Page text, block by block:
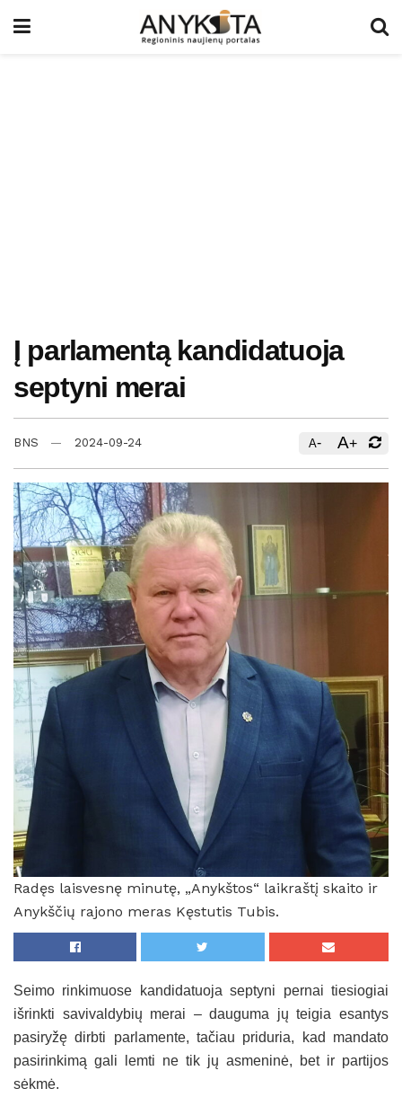
Į parlamentą kandidatuoja
septyni merai
BNS 2024-09-24 A- A+
Radęs laisvesnę minutę, „Anykštos“ laikraštį skaito ir
Anykščių rajono meras Kęstutis Tubis.
Seimo rinkimuose kandidatuoja septyni pernai tiesiogiai
išrinkti savivaldybių merai – dauguma jų teigia esantys
pasiryžę dirbti parlamente, tačiau priduria, kad mandato
pasirinkimą gali lemti ne tik jų asmeninė, bet ir partijos
sėkmė.